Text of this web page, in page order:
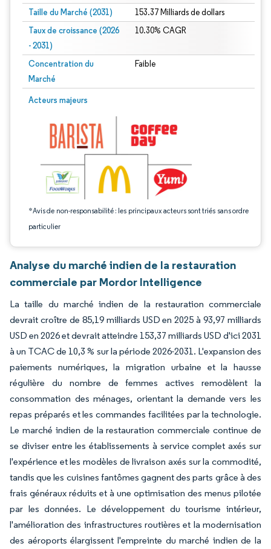
Taille du Marché (2031) 153.37 Milliards de dollars
Taux de croissance (2026
- 2031)
10.30% CAGR
Concentration du
Marché
Faible
Acteurs majeurs
*Avis de non-responsabilité : les principaux acteurs sont triés sans ordre
particulier
Image © Mordor Intelligence. La réutilisation nécessite une attribution sous CC
Analyse du marché indien de la restauration
commerciale par Mordor Intelligence
La taille du marché indien de la restauration commerciale
devrait croître de 85,19 milliards USD en 2025 à 93,97 milliards
USD en 2026 et devrait atteindre 153,37 milliards USD d'ici 2031
à un TCAC de 10,3 % sur la période 2026-2031. L'expansion des
paiements numériques, la migration urbaine et la hausse
régulière du nombre de femmes actives remodèlent la
consommation des ménages, orientant la demande vers les
repas préparés et les commandes facilitées par la technologie.
Le marché indien de la restauration commerciale continue de
se diviser entre les établissements à service complet axés sur
l'expérience et les modèles de livraison axés sur la commodité,
tandis que les cuisines fantômes gagnent des parts grâce à des
frais généraux réduits et à une optimisation des menus pilotée
par les données. Le développement du tourisme intérieur,
l'amélioration des infrastructures routières et la modernisation
des aéroports élargissent l'empreinte du marché indien de la